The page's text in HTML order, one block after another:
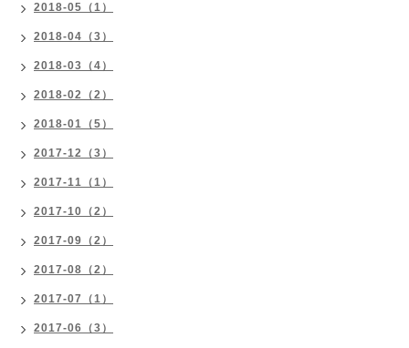
2018-05（1）
2018-04（3）
2018-03（4）
2018-02（2）
2018-01（5）
2017-12（3）
2017-11（1）
2017-10（2）
2017-09（2）
2017-08（2）
2017-07（1）
2017-06（3）